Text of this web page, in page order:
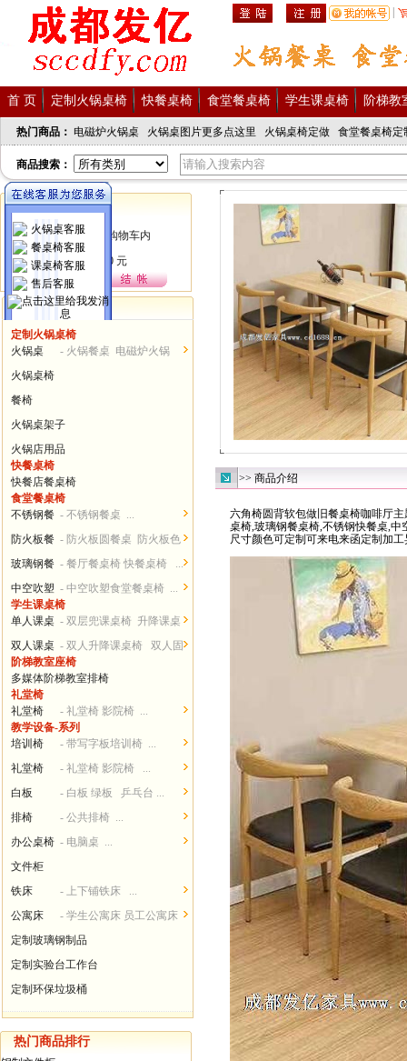
首 页 定制火锅桌椅 快餐桌椅 食堂餐桌椅 学生课桌椅 阶梯教
热门商品： 电磁炉火锅桌 火锅桌图片更多点这里 火锅桌椅定做 食堂餐桌椅定
商品搜索：
购物车
商品分类
定制火锅桌椅
- 火锅餐桌 电磁炉火锅
火锅桌
火锅桌椅
餐椅
火锅桌架子
火锅店用品
快餐桌椅
快餐店餐桌椅
食堂餐桌椅
- 不锈钢餐桌 ...
不锈钢餐
桌椅
- 防火板圆餐桌 防火板色
卡...
防火板餐
桌椅
- 餐厅餐桌椅 快餐桌椅 ...
玻璃钢餐
桌椅
- 中空吹塑食堂餐桌椅 ...
中空吹塑
餐桌椅
学生课桌椅
- 双层兜课桌椅 升降课桌
椅...
单人课桌
椅
- 双人升降课桌椅 双人固
定课桌椅 ...
双人课桌
椅
阶梯教室座椅
多媒体阶梯教室排椅
礼堂椅
- 礼堂椅 影院椅 ...
礼堂椅
教学设备-系列
- 带写字板培训椅 ...
培训椅
- 礼堂椅 影院椅 ...
礼堂椅
- 白板 绿板 乒乓台 ...
白板
- 公共排椅 ...
排椅
- 电脑桌 ...
办公桌椅
文件柜
- 上下铺铁床 ...
铁床
- 学生公寓床 员工公寓床
...
公寓床
定制玻璃钢制品
定制实验台工作台
定制环保垃圾桶
热门商品排行
>> 商品介绍
六角椅圆背软包做旧餐桌椅咖啡厅
桌椅,玻璃钢餐桌椅,不锈钢快餐桌,中
尺寸颜色可定制可来电来函定制加
火锅桌客服
餐桌椅客服
课桌椅客服
售后客服
发亿服务热线